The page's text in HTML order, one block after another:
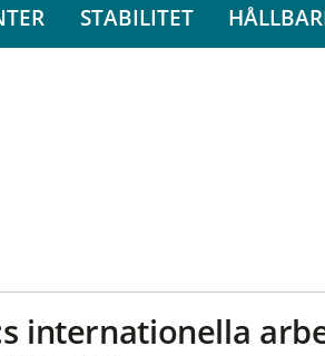
STABILITET
internationella